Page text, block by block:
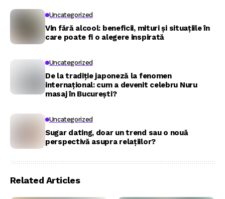
Uncategorized
Vin fără alcool: beneficii, mituri și situațiile în
care poate fi o alegere inspirată
Uncategorized
De la tradiție japoneză la fenomen
internațional: cum a devenit celebru Nuru
masaj în București?
Uncategorized
Sugar dating, doar un trend sau o nouă
perspectivă asupra relațiilor?
Related Articles